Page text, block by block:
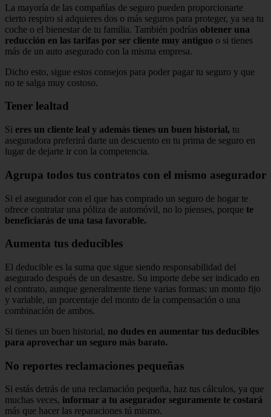
La mayoría de las compañías de seguro pueden proporcionarte
cierto respiro si adquieres dos o más seguros para proteger, ya sea tu
coche o el bienestar de tu familia. También podrías obtener una
reducción en las tarifas por ser cliente muy antiguo o si tienes
más de un auto asegurado con la misma empresa.
Dicho esto, sigue estos consejos para poder pagar tu seguro y que
no te salga muy costoso.
Tener lealtad
Si eres un cliente leal y además tienes un buen historial, tu
aseguradora preferirá darte un descuento en tu prima de seguro en
lugar de dejarte ir con la competencia.
Agrupa todos tus contratos con el mismo asegurador
Si el asegurador con el que has comprado un seguro de hogar te
ofrece contratar una póliza de automóvil, no lo pienses, porque te
beneficiarás de una tasa favorable.
Aumenta tus deducibles
El deducible es la suma que sigue siendo responsabilidad del
asegurado después de un desastre. Su importe debe ser indicado en
el contrato, aunque generalmente tiene varias formas: un monto fijo
y variable, un porcentaje del monto de la compensación o una
combinación de ambos.
Si tienes un buen historial, no dudes en aumentar tus deducibles
para aprovechar un seguro más barato.
No reportes reclamaciones pequeñas
Si estás detrás de una reclamación pequeña, haz tus cálculos, ya que
muchas veces, informar a tu asegurador seguramente te costará
más que hacer las reparaciones tú mismo.